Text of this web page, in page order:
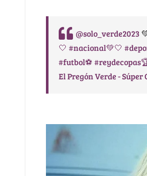
@solo_verde2023
🤍 #nacional💚🤍
#futbol⚽️
El Pregón Verde - Súper